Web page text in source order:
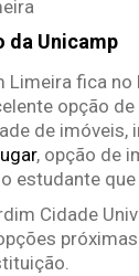
da Unicamp
Limeira fica no
opção
de imóveis,
, opção de
estudante
Cidade